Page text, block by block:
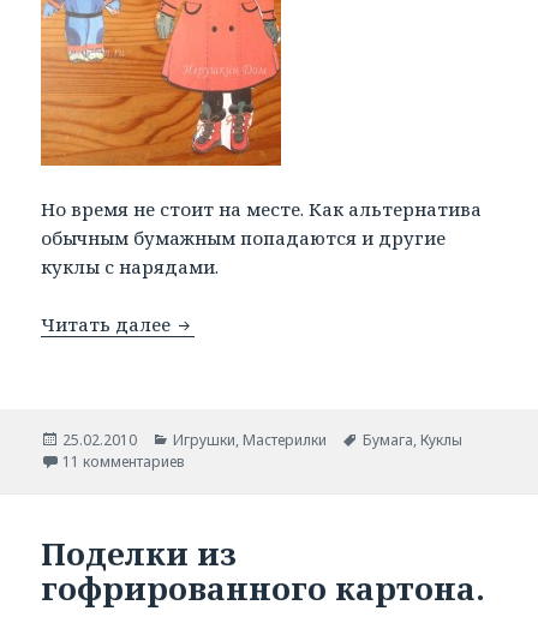
Но время не стоит на месте. Как альтернатива
обычным бумажным попадаются и другие
куклы с нарядами.
Читать далее Бумажные куклы и костюмы.
Опубликовано
25.02.2010 Рубрики
Игрушки, Мастерилки Метки
Бумага, Куклы
11 комментариев
Поделки из
гофрированного картона.